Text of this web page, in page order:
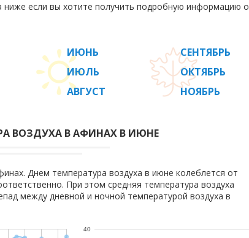
ниже если вы хотите получить подробную информацию о
ИЮНЬ
ИЮЛЬ
АВГУСТ
СЕНТЯБРЬ
ОКТЯБРЬ
НОЯБРЬ
ВОЗДУХА В АФИНАХ В ИЮНЕ
Днем температура воздуха в июне колеблется от
При этом средняя температура воздуха
между дневной и ночной температурой воздуха в
40